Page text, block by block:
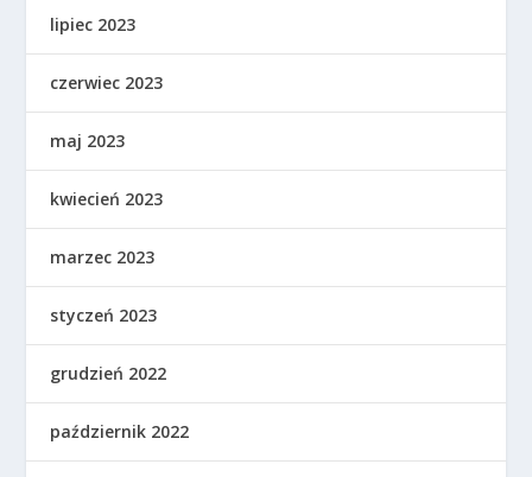
lipiec 2023
czerwiec 2023
maj 2023
kwiecień 2023
marzec 2023
styczeń 2023
grudzień 2022
październik 2022